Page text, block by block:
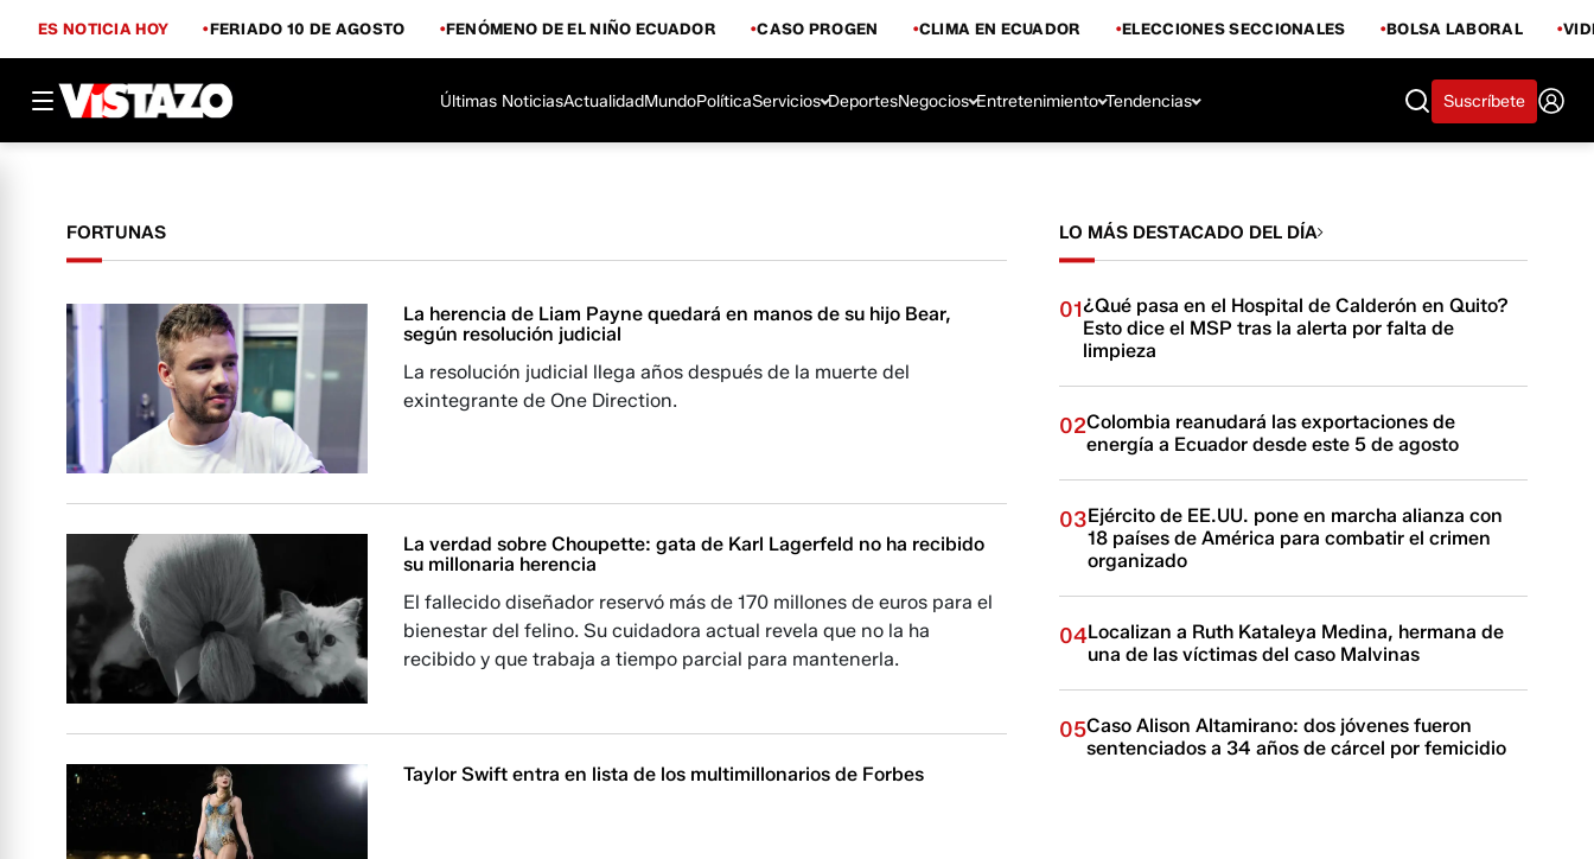
ES NOTICIA HOY FERIADO 10 DE AGOSTO FENÓMENO DE EL NIÑO ECUADOR CASO PROGEN CLIMA EN ECUADOR ELECCIONES SECCIONALES BOLSA LABORAL
Últimas NoticiasActualidadMundoPolíticaServicios DeportesNegocios Entretenimiento Tendencias Suscríbete
FORTUNAS
La herencia de Liam Payne quedará en manos de su hijo Bear,
según resolución judicial
La resolución judicial llega años después de la muerte del
exintegrante de One Direction.
La verdad sobre Choupette: gata de Karl Lagerfeld no ha recibido
su millonaria herencia
El fallecido diseñador reservó más de 170 millones de euros para el
bienestar del felino. Su cuidadora actual revela que no la ha
recibido y que trabaja a tiempo parcial para mantenerla.
Taylor Swift entra en lista de los multimillonarios de Forbes
LO MÁS DESTACADO DEL DÍA
01¿Qué pasa en el Hospital de Calderón en Quito?
Esto dice el MSP tras la alerta por falta de
limpieza
02Colombia reanudará las exportaciones de
energía a Ecuador desde este 5 de agosto
03Ejército de EE.UU. pone en marcha alianza con
18 países de América para combatir el crimen
organizado
04Localizan a Ruth Kataleya Medina, hermana de
una de las víctimas del caso Malvinas
05Caso Alison Altamirano: dos jóvenes fueron
sentenciados a 34 años de cárcel por femicidio